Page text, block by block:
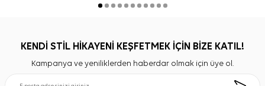
KENDİ STİL HİKAYENİ KEŞFETMEK İÇİN BİZE KATIL!
Kampanya ve yeniliklerden haberdar olmak için üye ol.